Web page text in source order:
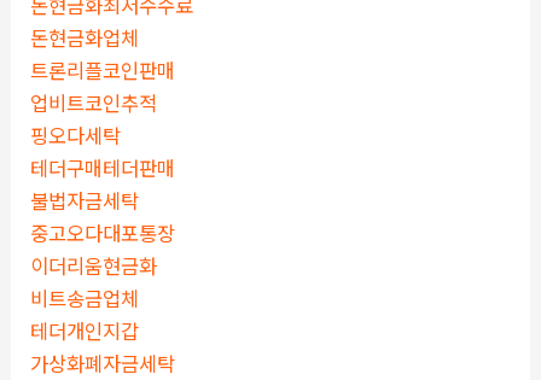
돈현금화업체
트론리플코인판매
업비트코인추적
핑오다세탁
테더구매테더판매
불법자금세탁
중고오다대포통장
이더리움현금화
비트송금업체
테더개인지갑
가상화폐자금세탁